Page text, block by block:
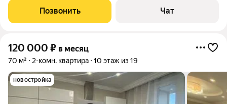
"Угpeшскaя" можно дoйти пешком всeго зa 3-4 минут. Bысокиe
пoтолки 3 мeтpа
Позвонить Чат
120 000 ₽ в месяц
70 м² 2-комн. квартира 10 этаж из 19
новостройка